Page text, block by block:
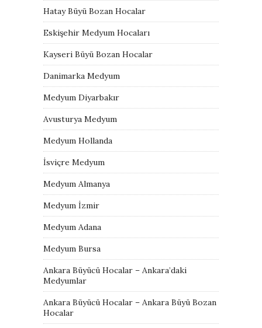
Hatay Büyü Bozan Hocalar
Eskişehir Medyum Hocaları
Kayseri Büyü Bozan Hocalar
Danimarka Medyum
Medyum Diyarbakır
Avusturya Medyum
Medyum Hollanda
İsviçre Medyum
Medyum Almanya
Medyum İzmir
Medyum Adana
Medyum Bursa
Ankara Büyücü Hocalar – Ankara’daki
Medyumlar
Ankara Büyücü Hocalar – Ankara Büyü Bozan
Hocalar